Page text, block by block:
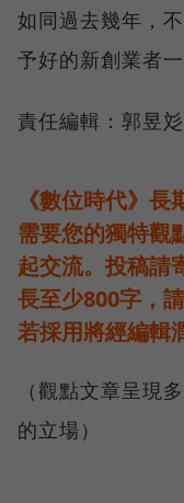
如同過去幾年，
予好的新創業者
責任編輯：郭昱彣
《數位時代》
需要您的獨特觀
起交流。投稿請
長至少800字，
若採用將經編輯
（觀點文章呈現
的立場）